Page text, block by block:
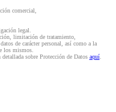
comercial,
legal.
limitación de tratamiento,
de carácter personal, así como a la
los mismos.
sobre Protección de Datos aquí.